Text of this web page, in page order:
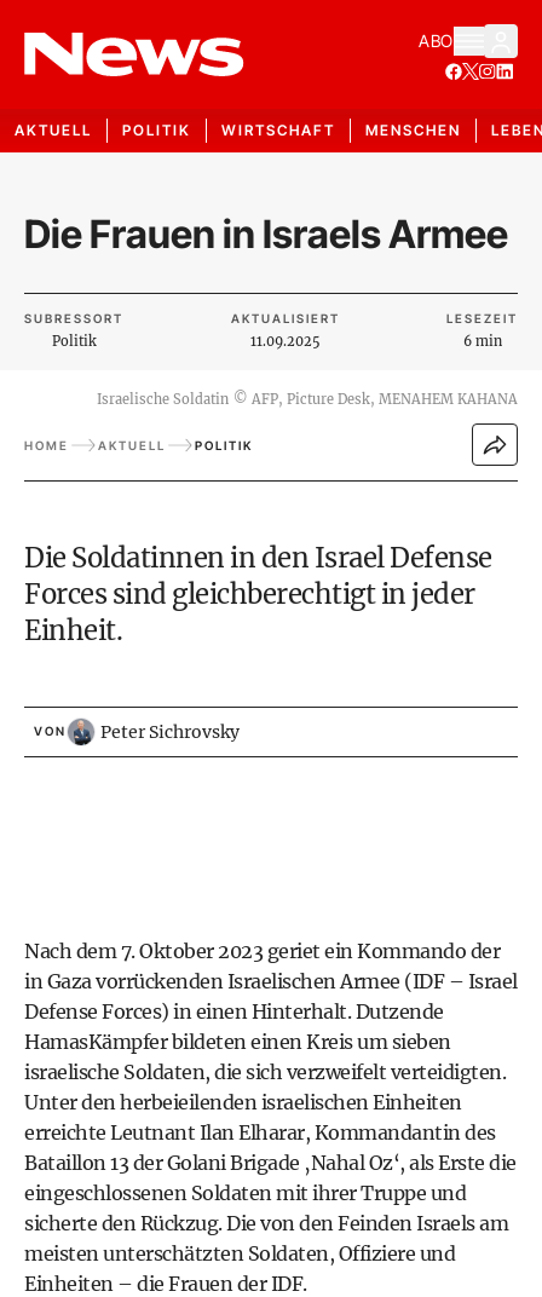
ABO
AKTUELL POLITIK WIRTSCHAFT MENSCHEN
Die Frauen in Israels Armee
SUBRESSORT
Politik
AKTUALISIERT
11.09.2025
LESEZEIT
6 min
Israelische Soldatin © AFP, Picture Desk, MENAHEM KAHANA
HOME AKTUELL POLITIK
Die Soldatinnen in den Israel Defense
Forces sind gleichberechtigt in jeder
Einheit.
VON Peter Sichrovsky
Nach dem 7. Oktober 2023 geriet ein Kommando der
in Gaza vorrückenden Israelischen Armee (IDF – Israel
Defense Forces) in einen Hinterhalt. Dutzende
HamasKämpfer bildeten einen Kreis um sieben
israelische Soldaten, die sich verzweifelt verteidigten.
Unter den herbeieilenden israelischen Einheiten
erreichte Leutnant Ilan Elharar, Kommandantin des
Bataillon 13 der Golani Brigade ‚Nahal Oz‘, als Erste die
eingeschlossenen Soldaten mit ihrer Truppe und
sicherte den Rückzug. Die von den Feinden Israels am
meisten unterschätzten Soldaten, Offiziere und
Einheiten – die Frauen der IDF.